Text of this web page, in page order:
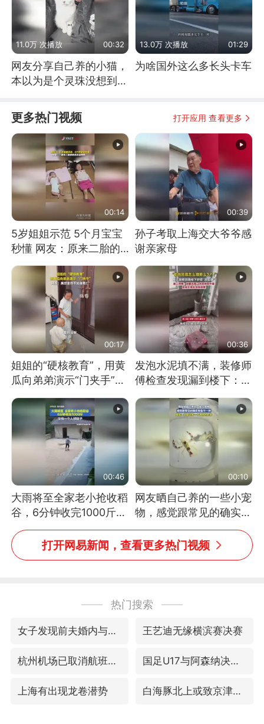
11.0万 次播放 00:32
网友分享自己养的小猫，
本以为是个灵珠没想到是
13.0万 次播放 01:29
为啥国外这么多长头卡车
更多热门视频 打开应用 查看更多
00:14
5岁姐姐示范 5个月宝宝
秒懂 网友：原来二胎的
快乐长这样
00:39
孙子考取上海交大爷爷感
谢亲家母
00:17
姐姐的“硬核教育”，用黄
瓜向弟弟演示“门夹手”，
网友：果然言传不如身
教！
00:36
发泡水泥填不满，装修师
傅检查发现漏到楼下：出
风口未延伸到外墙
00:46
大雨将至全家老小抢收稻
谷，6分钟收完1000斤，
没有一个人掉链子
00:10
网友晒自己养的一些小宠
物，感觉跟常见的确实有
些不一样
打开网易新闻，查看更多热门视频
热门搜索
女子发现前夫婚内与第三者育子 王艺迪无缘横滨赛决赛
杭州机场已取消航班388架次 国足U17与阿森纳决赛取消 并列冠军
上海有出现龙卷潜势 白海豚北上或致京津冀暴雨